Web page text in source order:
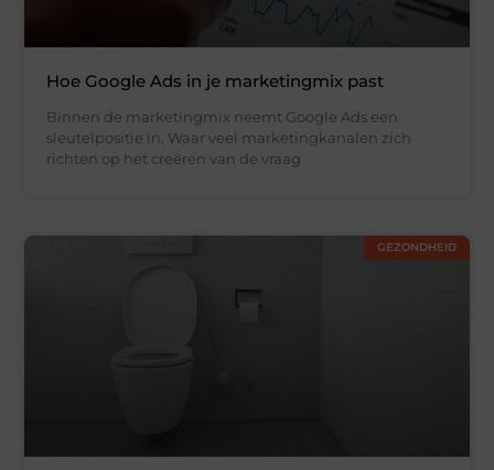
Hoe Google Ads in je marketingmix past
Binnen de marketingmix neemt Google Ads een
sleutelpositie in. Waar veel marketingkanalen zich
richten op het creëren van de vraag
GEZONDHEID